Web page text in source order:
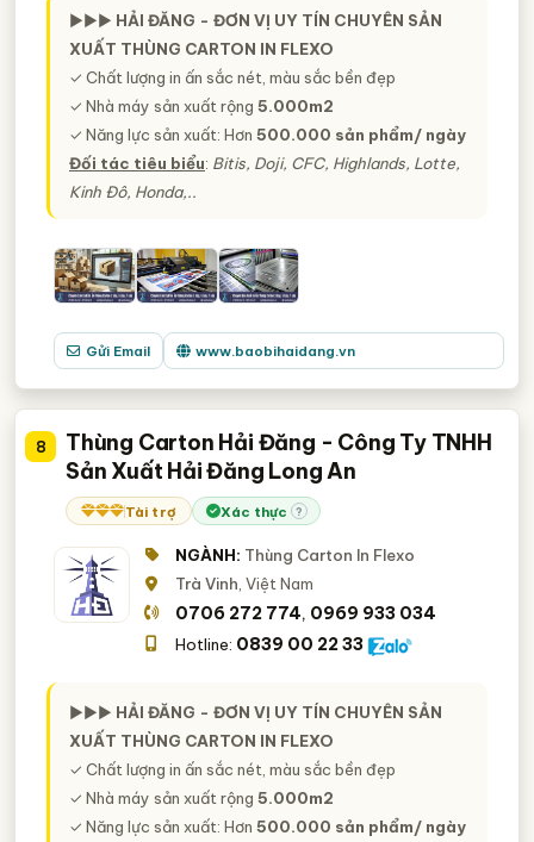
►►► HẢI ĐĂNG - ĐƠN VỊ UY TÍN CHUYÊN SẢN
XUẤT THÙNG CARTON IN FLEXO
✓ Chất lượng in ấn sắc nét, màu sắc bền đẹp
✓ Nhà máy sản xuất rộng 5.000m2
✓ Năng lực sản xuất: Hơn 500.000 sản phẩm/ ngày
Đối tác tiêu biểu: Bitis, Doji, CFC, Highlands, Lotte,
Kinh Đô, Honda,..
Gửi Email www.baobihaidang.vn
8
Thùng Carton Hải Đăng - Công Ty TNHH
Sản Xuất Hải Đăng Long An
Tài trợ Xác thực ?
NGÀNH: Thùng Carton In Flexo
Trà Vinh, Việt Nam
0706 272 774, 0969 933 034
Hotline: 0839 00 22 33
►►► HẢI ĐĂNG - ĐƠN VỊ UY TÍN CHUYÊN SẢN
XUẤT THÙNG CARTON IN FLEXO
✓ Chất lượng in ấn sắc nét, màu sắc bền đẹp
✓ Nhà máy sản xuất rộng 5.000m2
✓ Năng lực sản xuất: Hơn 500.000 sản phẩm/ ngày